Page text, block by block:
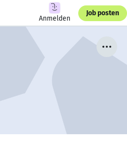
Anmelden
Job posten